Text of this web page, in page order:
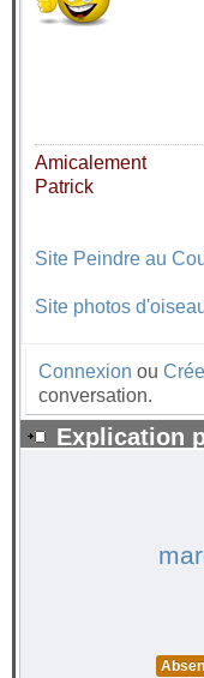
Amicalement
Patrick
Site Peindre au
Site photos
Connexion ou
conversation.
Explication